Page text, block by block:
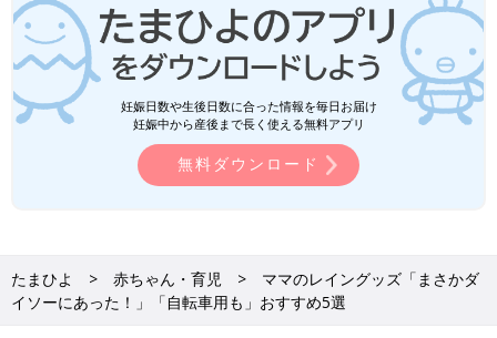
も叶えてくれそう！パッとラクに羽織れる素敵なレインコートで
すね♪
Amazonで見る
楽天市場で見る
雨の日は大人憂鬱、子どもはルンルン！
ー兼漫画家としても活躍中です。よしもと芸
人・イラスト業・ママと毎日大忙しの大貫さん
妊娠日数や生後日数に合った情報を毎日お届け
妊娠中から産後まで長く使える無料アプリ
無料ダウンロード
たまひよ 赤ちゃん・育児
ママのレイングッズ「まさかダ
イソーにあった！」「自転車用も」おすすめ5選